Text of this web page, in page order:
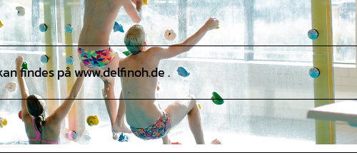
findes på www.delfinoh.de .